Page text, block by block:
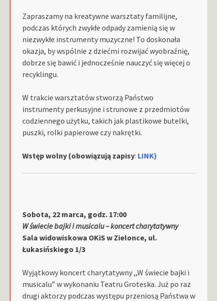
Zapraszamy na kreatywne warsztaty familijne,
podczas których zwykłe odpady zamienią się w
niezwykłe instrumenty muzyczne! To doskonała
okazja, by wspólnie z dziećmi rozwijać wyobraźnię,
dobrze się bawić i jednocześnie nauczyć się więcej o
recyklingu.
W trakcie warsztatów stworzą Państwo
instrumenty perkusyjne i strunowe z przedmiotów
codziennego użytku, takich jak plastikowe butelki,
puszki, rolki papierowe czy nakrętki.
Wstęp wolny (obowiązują zapisy: LINK)
Sobota, 22 marca, godz. 17:00
W świecie bajki i musicalu – koncert charytatywny
Sala widowiskowa OKiS w Zielonce, ul.
Łukasińskiego 1/3
Wyjątkowy koncert charytatywny ,,W świecie bajki i
musicalu” w wykonaniu Teatru Groteska. Już po raz
drugi aktorzy podczas występu przeniosą Państwa w